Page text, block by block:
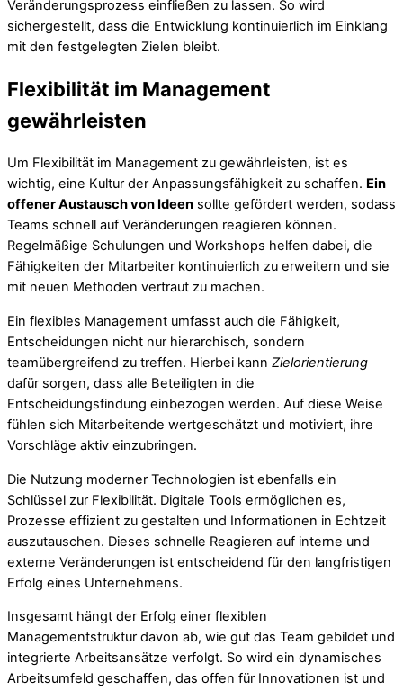
Veränderungsprozess einfließen zu lassen. So wird
sichergestellt, dass die Entwicklung kontinuierlich im Einklang
mit den festgelegten Zielen bleibt.
Flexibilität im Management
gewährleisten
Um Flexibilität im Management zu gewährleisten, ist es
wichtig, eine Kultur der Anpassungsfähigkeit zu schaffen. Ein
offener Austausch von Ideen sollte gefördert werden, sodass
Teams schnell auf Veränderungen reagieren können.
Regelmäßige Schulungen und Workshops helfen dabei, die
Fähigkeiten der Mitarbeiter kontinuierlich zu erweitern und sie
mit neuen Methoden vertraut zu machen.
Ein flexibles Management umfasst auch die Fähigkeit,
Entscheidungen nicht nur hierarchisch, sondern
teamübergreifend zu treffen. Hierbei kann Zielorientierung
dafür sorgen, dass alle Beteiligten in die
Entscheidungsfindung einbezogen werden. Auf diese Weise
fühlen sich Mitarbeitende wertgeschätzt und motiviert, ihre
Vorschläge aktiv einzubringen.
Die Nutzung moderner Technologien ist ebenfalls ein
Schlüssel zur Flexibilität. Digitale Tools ermöglichen es,
Prozesse effizient zu gestalten und Informationen in Echtzeit
auszutauschen. Dieses schnelle Reagieren auf interne und
externe Veränderungen ist entscheidend für den langfristigen
Erfolg eines Unternehmens.
Insgesamt hängt der Erfolg einer flexiblen
Managementstruktur davon ab, wie gut das Team gebildet und
integrierte Arbeitsansätze verfolgt. So wird ein dynamisches
Arbeitsumfeld geschaffen, das offen für Innovationen ist und